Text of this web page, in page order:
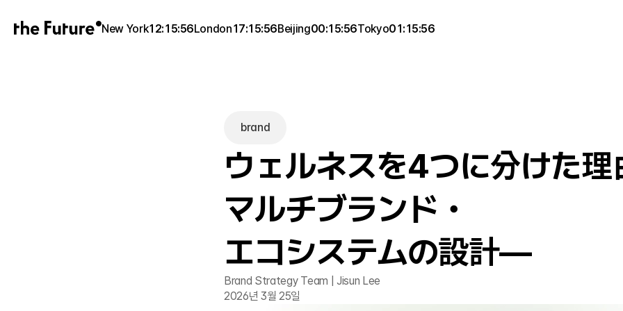
New York12:15:56London17:15:56Beijing00:15:56Tokyo01:15:56
brand
ウェルネスを4つに分けた
マルチブランド・
エコシステムの設計—
Brand Strategy Team | Jisun Lee
2026년 3월 25일